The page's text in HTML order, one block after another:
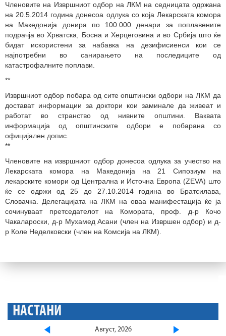
Членовите на Извршниот одбор на ЛКМ на седницата одржана
на 20.5.2014 година донесоа одлука со која Лекарската комора
на Македонија донира по 100.000 денари за поплавените
подрачја во Хрватска, Босна и Херцеговина и во Србија што ќе
бидат искористени за набавка на дезифисиенси кои се
најпотребни во санирањето на последиците од
катастрофалните поплави.
**
Извршниот одбор побара од сите општински одбори на ЛКМ да
достават информации за доктори кои заминале да живеат и
работат во странство од нивните општини. Ваквата
информација од општинските одбори е побарана со
официјален допис.
**
Членовите на извршниот одбор донесоа одлука за учество на
Лекарската комора на Македонија на 21 Сипозиум на
лекарските комори од Централна и Источна Европа (ZEVA) што
ќе се одржи од 25 до 27.10.2014 година во Братсилава,
Словачка. Делегацијата на ЛКМ на оваа манифестација ќе ја
сочинуваат претседателот на Комората, проф. д-р Кочо
Чакалароски, д-р Мухамед Асани (член на Извршен одбор) и д-
р Коле Неделковски (член на Комсија на ЛКМ).
НАСТАНИ
Август, 2026